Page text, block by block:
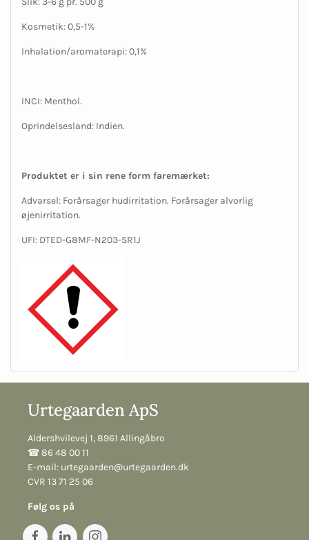
Kosmetik: 0,5-1%
Inhalation/aromaterapi: 0,1%
INCI: Menthol.
Oprindelsesland: Indien.
Produktet er i sin rene form faremærket:
Advarsel: Forårsager hudirritation. Forårsager alvorlig
øjenirritation.
UFI: DTED-G8MF-N203-SR1J
Urtegaarden ApS
Aldershvilevej 1, 8961 Allingåbro
☎︎ 86 48 00 11
E-mail: urtegaarden@urtegaarden.dk
CVR 13 71 25 06
Følg os på